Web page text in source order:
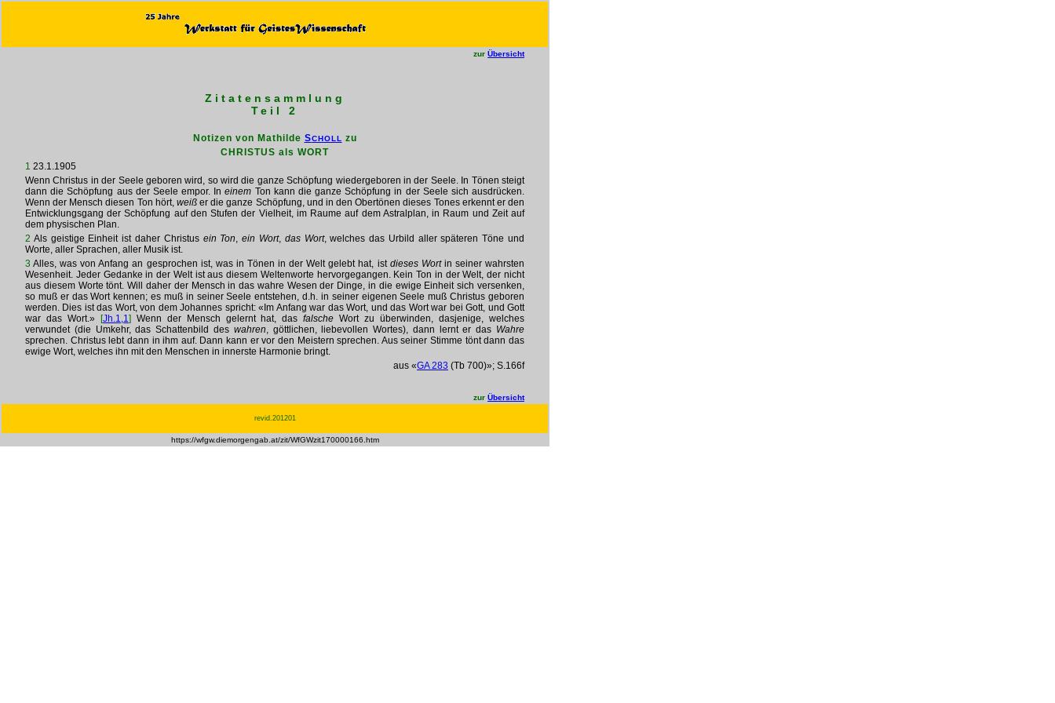
zur Übersicht
Zitatensammlung
Teil 2
Notizen von Mathilde SCHOLL
zu
CHRISTUS als WORT
1 23.1.1905
Wenn Christus in der Seele geboren wird, so wird die ganze Schöpfung wiedergeboren in der Seele. In Tönen steigt
dann die Schöpfung aus der Seele empor. Ineinem Ton kann die ganze Schöpfung in der Seele sich ausdrücken.
Wenn der Mensch diesen Ton hört, weißer die ganze Schöpfung, und in den Obertönen dieses Tones erkennt er den
Entwicklungsgang der Schöpfung auf den Stufen der Vielheit, im Raume auf dem Astralplan, in Raum und Zeit auf
dem physischen Plan.
2 Als geistige Einheit ist daher Christus ein Ton,ein Wort, das Wort, welches das Urbild aller späteren Töne und
Worte, aller Sprachen, aller Musik ist.
3 Alles, was von Anfang an gesprochen ist, was in Tönen in der Welt gelebt hat, ist dieses Wortin seiner wahrsten
Wesenheit. Jeder Gedanke in der Welt ist aus diesem Weltenworte hervorgegangen. Kein Ton in der Welt, der nicht
aus diesem Worte tönt. Will daher der Mensch in das wahre Wesen der Dinge, in die ewige Einheit sich versenken,
so muß er das Wort kennen; es muß in seiner Seele entstehen, d.h. in seiner eigenen Seele muß Christus geboren
werden. Dies ist das Wort, von dem Johannes spricht: «Im Anfang war das Wort, und das Wort war bei Gott, und Gott
war das Wort.»
[Jh.1,1] Wenn der Mensch gelernt hat, dasfalsche Wort zu überwinden, dasjenige, welches
verwundet (die Umkehr, das Schattenbild des wahren, göttlichen, liebevollen Wortes), dann lernt er das Wahre
sprechen. Christus lebt dann in ihm auf. Dann kann er vor den Meistern sprechen. Aus seiner Stimme tönt dann das
ewige Wort, welches ihn mit den Menschen in innerste Harmonie bringt.
aus «GA 283 (Tb 700)»; S.166f
zur Übersicht
revid.201201
https://wfgw.diemorgengab.at/zit/WfGWzit170000166.htm